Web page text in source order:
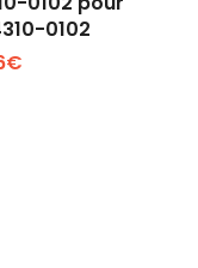
+
0102